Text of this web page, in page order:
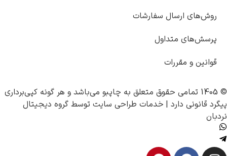
روش‌های ارسال سفارشات
پرسش‌های متداول
قوانین و مقررات
© 1405 تمامی حقوق متعلق به چاپبو می‌باشد و هر گونه کپی‌برداری
پیگرد قانونی دارد | خدمات طراحی سایت توسط گروه دیجیتال
نردبان